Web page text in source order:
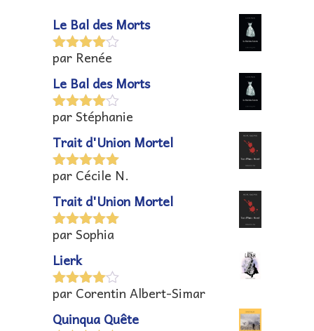
Le Bal des Morts
Note4
par Renée
Le Bal des Morts
Note4
par Stéphanie
Trait d'Union Mortel
Note5sur
par Cécile N.
Trait d'Union Mortel
Note5sur
par Sophia
Lierk
Note4
par Corentin Albert-Simar
Quinqua Quête